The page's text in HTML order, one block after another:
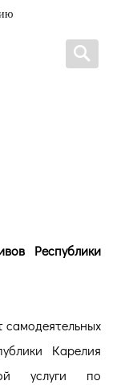
Республики
Карелия
услуги по